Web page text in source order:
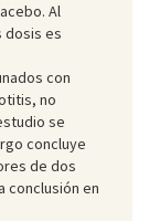
Al
dosis es
con
no
se
concluye
de dos
conclusión en